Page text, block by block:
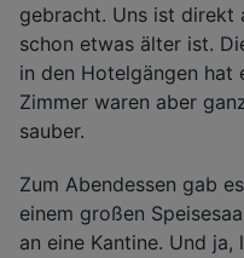
gebracht. Uns ist direkt
schon etwas älter ist.
in den Hotelgängen hat
Zimmer waren aber
sauber.
Zum Abendessen gab
einem großen
an eine Kantine. Und